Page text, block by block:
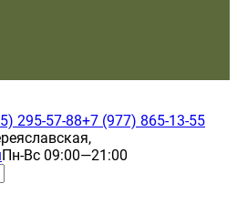
295-57-88+7 (977) 865-13-55
Пн-Вс 09:00—21:00